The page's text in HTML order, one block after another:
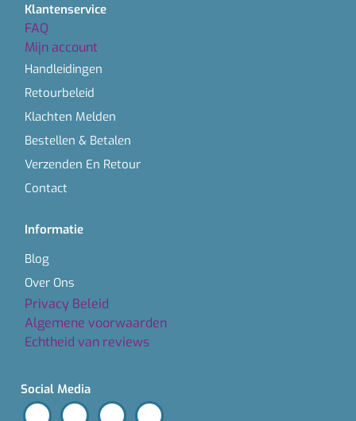
Klantenservice
FAQ
Mijn account
Handleidingen
Retourbeleid
Klachten Melden
Bestellen & Betalen
Verzenden En Retour
Contact
Informatie
Blog
Over Ons
Privacy Beleid
Algemene voorwaarden
Echtheid van reviews
Social Media